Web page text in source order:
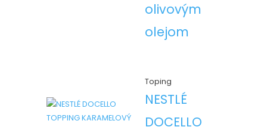
olivovým
olejom
Toping
NESTLÉ
DOCELLO